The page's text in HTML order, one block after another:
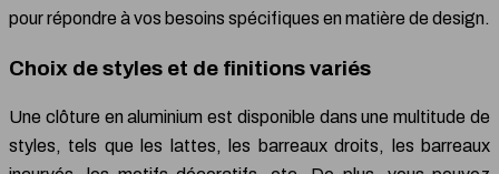
pour répondre à vos besoins spécifiques en matière de design.
Choix de styles et de finitions variés
Une clôture en aluminium est disponible dans une multitude de
styles, tels que les lattes, les barreaux droits, les barreaux